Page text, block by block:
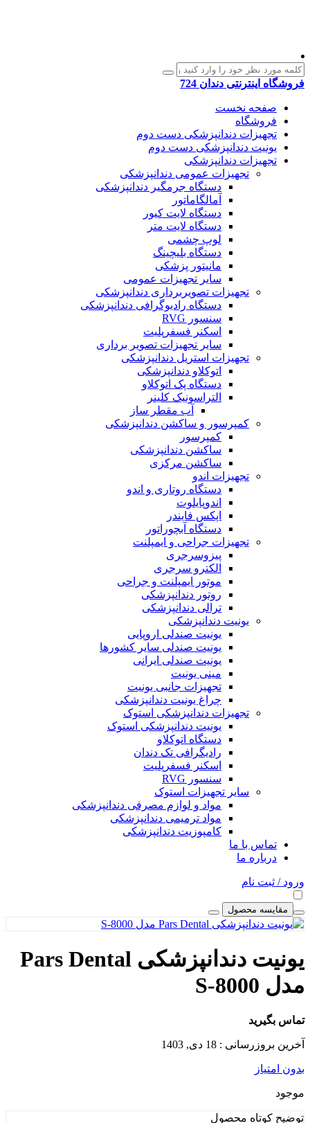
فروشگاه اینترنتی دندان 724
صفحه نخست
فروشگاه
تجهیزات دندانپزشکی دست دوم
یونیت دندانپزشکی دست دوم
تجهیزات دندانپزشکی
تجهیزات عمومی دندانپزشکی
دستگاه جرمگیر دندانپزشکی
آمالگاماتور
دستگاه لایت کیور
دستگاه لایت متر
لوپ چشمی
دستگاه بلیچینگ
مانیتور پزشکی
سایر تجهیزات عمومی
تجهیزات تصویربرداری دندانپزشکی
دستگاه رادیوگرافی دندانپزشکی
سنسور RVG
اسکنر فسفرپلیت
سایر تجهیزات تصویر برداری
تجهیزات استریل دندانپزشکی
اتوکلاو دندانپزشکی
دستگاه پک اتوکلاو
التراسونیک کلینر
آب مقطر ساز
کمپرسور و ساکشن دندانپزشکی
کمپرسور
ساکشن دندانپزشکی
ساکشن مرکزی
تجهیزات اندو
دستگاه روتاری و اندو
اندوپایلوت
اپکس فایندر
دستگاه آبچوراتور
تجهیزات جراحی و ایمپلنت
پیزوسرجری
الکترو سرجری
موتور ایمپلنت و جراحی
روتور دندانپزشکی
ترالی دندانپزشکی
یونیت دندانپزشکی
یونیت صندلی اروپایی
یونیت صندلی سایر کشورها
یونیت صندلی ایرانی
مینی یونیت
تجهیزات جانبی یونیت
چراغ یونیت دندانپزشکی
تجهیزات دندانپزشکی استوک
یونیت دندانپزشکی استوک
دستگاه اتوکلاو
رادیگرافی تک دندان
اسکنر فسفرپلیت
سنسور RVG
سایر تجهیزات استوک
مواد و لوازم مصرفی دندانپزشکی
مواد ترمیمی دندانپزشکی
کامپوزیت دندانپزشکی
تماس با ما
درباره ما
ورود / ثبت نام
مقایسه محصول
یونیت دندانپزشکی Pars Dental
مدل S-8000
تماس بگیرید
آخرین بروزرسانی : 18 دی, 1403
بدون امتیاز
موجود
توضیح کوتاه محصول